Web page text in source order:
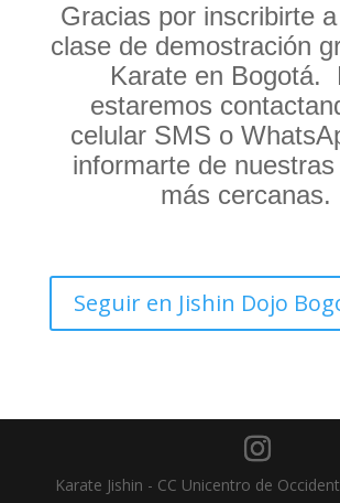
Gracias por inscribirte
clase de demostración
Karate en Bogotá.
estaremos
celular SMS o
informarte de
más cercanas.
Seguir en Jishin Dojo
Karate Jishin - CC Unicentro de